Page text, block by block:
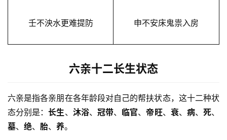
壬不泱水更难提防 申不安床鬼祟入房
六亲十二长生状态
六亲是指各亲朋在各年龄段对自己的帮扶状态，这十二种状
态分别是：长生、 沐浴、 冠带、 临官、 帝旺、 衰、 病、死、
墓、 绝、 胎、 养。